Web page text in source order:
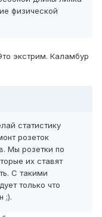
физической
экстрим. Каламбур
статистику
розеток
Мы розетки по
их ставят
С такими
только что
;).